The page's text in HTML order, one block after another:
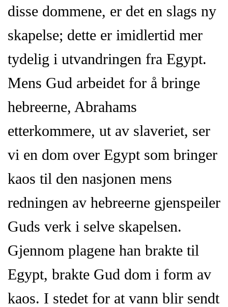
disse dommene, er det en slags ny
skapelse; dette er imidlertid mer
tydelig i utvandringen fra Egypt.
Mens Gud arbeidet for å bringe
hebreerne, Abrahams
etterkommere, ut av slaveriet, ser
vi en dom over Egypt som bringer
kaos til den nasjonen mens
redningen av hebreerne gjenspeiler
Guds verk i selve skapelsen.
Gjennom plagene han brakte til
Egypt, brakte Gud dom i form av
kaos. I stedet for at vann blir sendt